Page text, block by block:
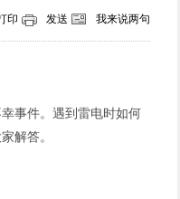
印 发送 我来说两句
事件。遇到雷电时如何
解答。